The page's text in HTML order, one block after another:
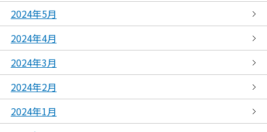
2024年5月
2024年4月
2024年3月
2024年2月
2024年1月